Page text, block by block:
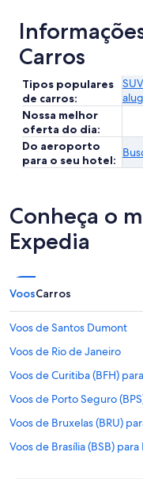
Carros
Tipos populares
de carros:
Nossa melhor
oferta do dia:
Do aeroporto
para o seu hotel:
Conheça o
Expedia
VoosCarros
Voos de Santos Dumont
Voos de Rio de Janeiro
Voos de Curitiba (BFH)
Voos de Porto Seguro
Voos de Bruxelas (BRU)
Voos de Brasília (BSB)